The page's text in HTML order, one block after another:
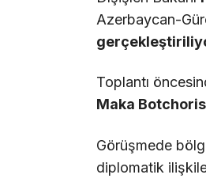
Azerbaycan-
Toplantı
Maka
Görüşmede
diplomatik